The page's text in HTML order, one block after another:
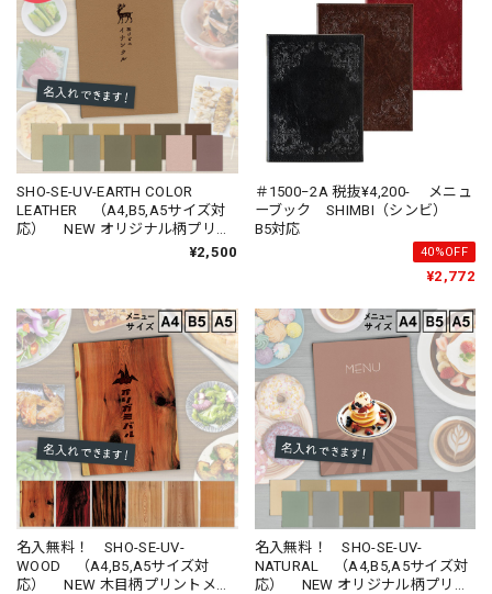
SHO-SE-UV-EARTH COLOR
LEATHER （A4,B5,A5サイズ対
応） NEW オリジナル柄プリン
トメニューブック （受注生産
¥2,500
＃1500−2A 税抜¥4,200- メニュ
ーブック SHIMBI（シンビ）
B5対応
40%OFF
¥2,772
名入無料！ SHO-SE-UV-
WOOD （A4,B5,A5サイズ対
応） NEW 木目柄プリントメニ
名入無料！ SHO-SE-UV-
NATURAL （A4,B5,A5サイズ対
応） NEW オリジナル柄プリン